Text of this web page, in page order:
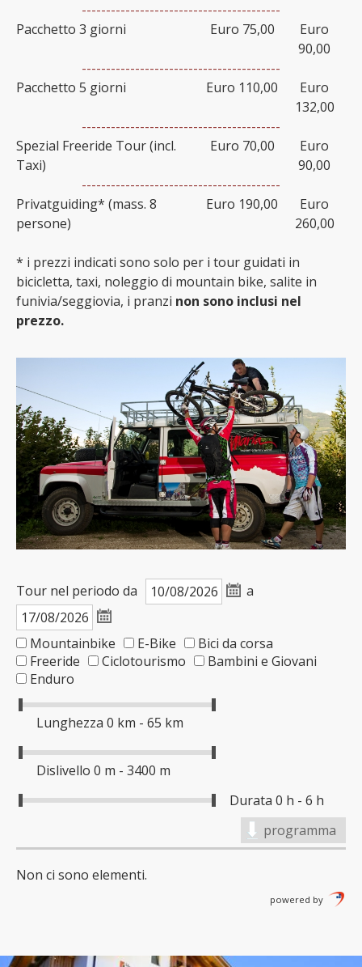
-----------------------------------------
Pacchetto 3 giorni
Euro 75,00
Euro
90,00
-----------------------------------------
Pacchetto 5 giorni
Euro 110,00
Euro
132,00
-----------------------------------------
Spezial Freeride Tour (incl.
Taxi)
Euro 70,00
Euro
90,00
-----------------------------------------
Privatguiding* (mass. 8
persone)
Euro 190,00
Euro
260,00
* i prezzi indicati sono solo per i tour guidati in
bicicletta, taxi, noleggio di mountain bike, salite in
funivia/seggiovia, i pranzi non sono inclusi nel
prezzo.
Tour nel periodo da a
Mountainbike E-Bike
Bici da corsa
Freeride
Ciclotourismo
Bambini e Giovani
Enduro
Lunghezza 0 km - 65 km
Dislivello 0 m - 3400 m
Durata 0 h - 6 h
programma
Non ci sono elementi.
powered by